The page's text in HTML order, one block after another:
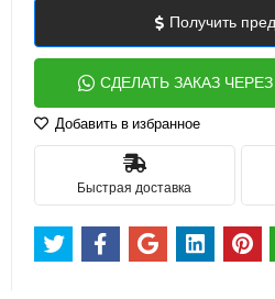
Получить
СДЕЛАТЬ ЗАКАЗ ЧЕРЕЗ
Добавить в избранное
Быстрая доставка